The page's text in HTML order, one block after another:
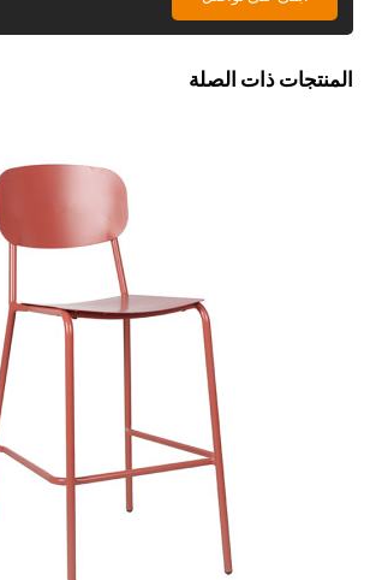
المنتجات ذات الصلة